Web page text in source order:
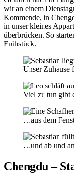
wir an einem
Kommende, in
in unser kleines
überbrücken. So
Frühstück.
Unser Zuhause
Viel zu tun gibt
…aus dem
…und ab und an
Chengdu –